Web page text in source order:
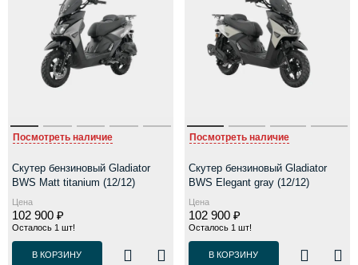
Посмотреть наличие
Скутер бензиновый Gladiator
BWS Matt titanium (12/12)
Цена
102 900 ₽
Осталось 1 шт!
В КОРЗИНУ
Посмотреть наличие
Скутер бензиновый Gladiator
BWS Elegant gray (12/12)
Цена
102 900 ₽
Осталось 1 шт!
В КОРЗИНУ